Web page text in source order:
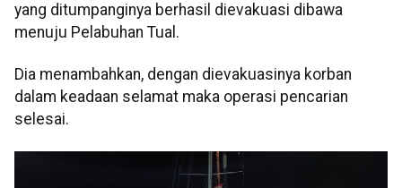
yang ditumpanginya berhasil dievakuasi dibawa
menuju Pelabuhan Tual.
Dia menambahkan, dengan dievakuasinya korban
dalam keadaan selamat maka operasi pencarian
selesai.